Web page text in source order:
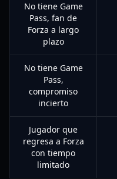
No tiene Game
Pass, fan de
Forza a largo
plazo
No tiene Game
Pass,
compromiso
incierto
Jugador que
regresa a Forza
con tiempo
limitado